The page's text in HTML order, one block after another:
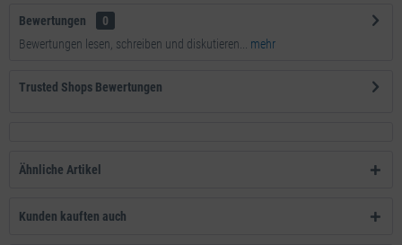
Bewertungen
0
Bewertungen lesen, schreiben und diskutieren...
mehr
Trusted Shops Bewertungen
Ähnliche Artikel
Kunden kauften auch